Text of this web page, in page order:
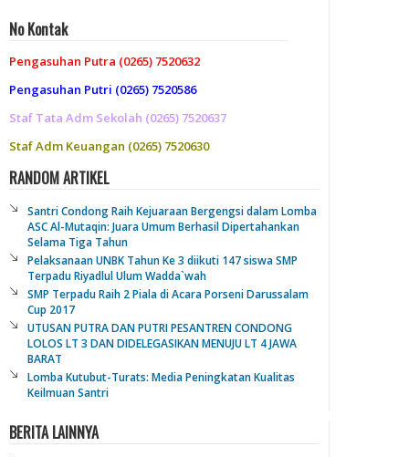
No Kontak
Pengasuhan Putra (0265) 7520632
Pengasuhan Putri (0265) 7520586
Staf Tata Adm Sekolah (0265) 7520637
Staf Adm Keuangan (0265) 7520630
RANDOM ARTIKEL
Santri Condong Raih Kejuaraan Bergengsi dalam Lomba
ASC Al-Mutaqin: Juara Umum Berhasil Dipertahankan
Selama Tiga Tahun
Pelaksanaan UNBK Tahun Ke 3 diikuti 147 siswa SMP
Terpadu Riyadlul Ulum Wadda`wah
SMP Terpadu Raih 2 Piala di Acara Porseni Darussalam
Cup 2017
UTUSAN PUTRA DAN PUTRI PESANTREN CONDONG
LOLOS LT 3 DAN DIDELEGASIKAN MENUJU LT 4 JAWA
BARAT
Lomba Kutubut-Turats: Media Peningkatan Kualitas
Keilmuan Santri
BERITA LAINNYA